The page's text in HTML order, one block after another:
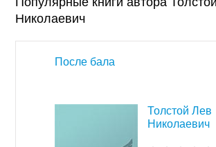
Николаевич
После бала
Толстой Лев
Николаевич